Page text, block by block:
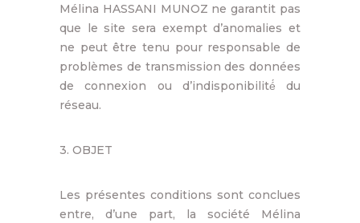
Mélina HASSANI MUNOZ ne garantit pas
que le site sera exempt d’anomalies et
ne peut être tenu pour responsable de
problèmes de transmission des données
de connexion ou d’indisponibilité́ du
réseau.
3. OBJET
Les présentes conditions sont conclues
entre, d’une part, la société Mélina